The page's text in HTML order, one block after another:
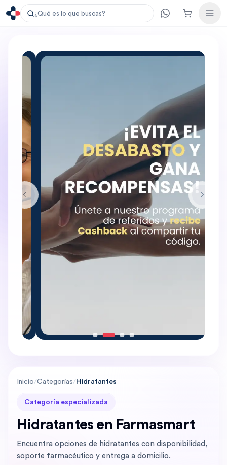
¿Qué es lo que buscas?
Inicio/Categorías/Hidratantes
Categoría especializada
Hidratantes en Farmasmart
Encuentra opciones de hidratantes con disponibilidad,
soporte farmacéutico y entrega a domicilio.